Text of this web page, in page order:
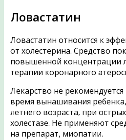
Ловастатин
Ловастатин относится к
от холестерина. Средство
повышенной концентрации
терапии коронарного
Лекарство не
время вынашивания
летнего возраста, при
холестазе. Не применяют
на препарат, миопатии.